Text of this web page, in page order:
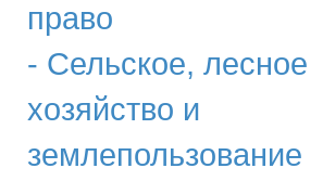
право
- Сельское, лесное
хозяйство и
землепользование